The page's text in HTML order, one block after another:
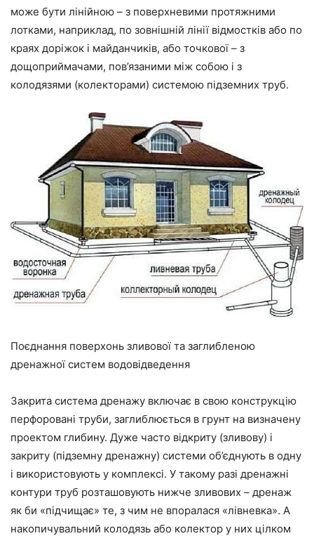
може бути лінійною – з поверхневими протяжними
лотками, наприклад, по зовнішній лінії відмостків або по
краях доріжок і майданчиків, або точкової – з
дощоприймачами, пов’язаними між собою і з
колодязями (колекторами) системою підземних труб.
Поєднання поверхонь зливової та заглибленою
дренажної систем водовідведення
Закрита система дренажу включає в свою конструкцію
перфоровані труби, заглиблюється в грунт на визначену
проектом глибину. Дуже часто відкриту (зливову) і
закриту (підземну дренажну) системи об’єднують в одну
і використовують у комплексі. У такому разі дренажні
контури труб розташовують нижче зливових – дренаж
як би «підчищає» те, з чим не впоралася «лівневка». А
накопичувальний колодязь або колектор у них цілком